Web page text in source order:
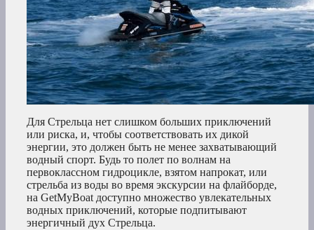
Для Стрельца нет слишком больших приключений
или риска, и, чтобы соответствовать их дикой
энергии, это должен быть не менее захватывающий
водный спорт. Будь то полет по волнам на
первоклассном гидроцикле, взятом напрокат, или
стрельба из воды во время экскурсии на флайборде,
на GetMyBoat доступно множество увлекательных
водных приключений, которые подпитывают
энергичный дух Стрельца.